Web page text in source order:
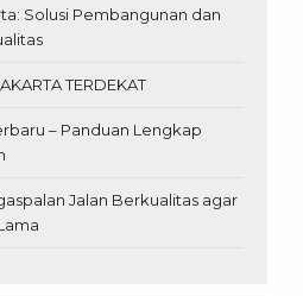
Solusi Pembangunan dan
TERDEKAT
– Panduan Lengkap
Jalan Berkualitas agar